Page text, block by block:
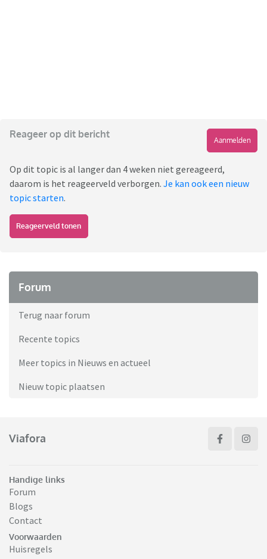
Reageer op dit bericht
Aanmelden
Op dit topic is al langer dan 4 weken niet gereageerd,
daarom is het reageerveld verborgen. Je kan ook een nieuw
topic starten.
Reageerveld tonen
Forum
Terug naar forum
Recente topics
Meer topics in Nieuws en actueel
Nieuw topic plaatsen
Viafora
Handige links
Forum
Blogs
Contact
Voorwaarden
Huisregels